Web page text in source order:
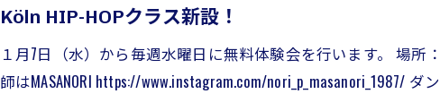
Köln HIP-HOPクラス新設！
１月7日（水）から毎週水曜日に無料体験会を行います。 場所
師はMASANORI https://www.instagram.com/nori_p_masanori_1987/